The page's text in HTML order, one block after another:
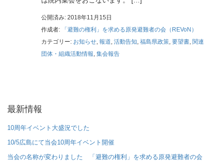
公開済み: 2018年11月15日
作成者:
「避難の権利」を求める原発避難者の会（REVoN）
カテゴリー: お知らせ, 報道, 活動告知, 福島県政策, 要望書, 関連
団体・組織活動情報, 集会報告
最新情報
10周年イベント大盛況でした
10/5広島にて当会10周年イベント開催
当会の名称が変わりました 「避難の権利」を求める原発避難者の会